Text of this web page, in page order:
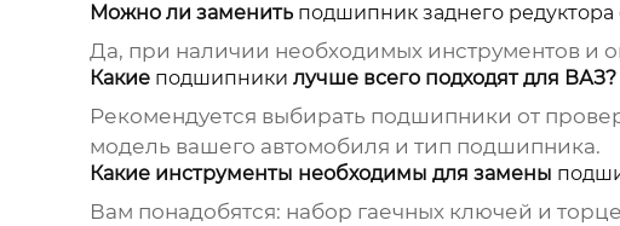
Можно ли заменить подшипник заднего редуктора
Да, при наличии необходимых инструментов и
Какие подшипники лучше всего подходят для ВАЗ?
Рекомендуется выбирать подшипники от
модель вашего автомобиля и тип подшипника.
Какие инструменты необходимы для замены
Вам понадобятся: набор гаечных ключей и